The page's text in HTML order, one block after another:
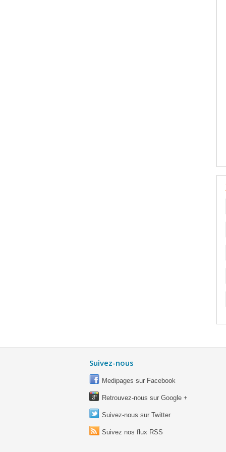
Suivez-nous
Medipages sur Facebook
Retrouvez-nous sur Google +
Suivez-nous sur Twitter
Suivez nos flux RSS